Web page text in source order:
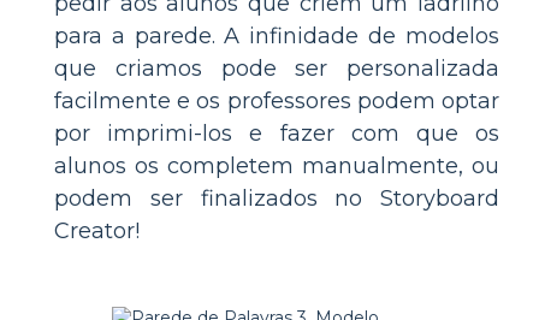
para a parede. A infinidade de modelos
que criamos pode ser personalizada
facilmente e os professores podem optar
por imprimi-los e fazer com que os
alunos os completem manualmente, ou
podem ser finalizados no Storyboard
Creator!